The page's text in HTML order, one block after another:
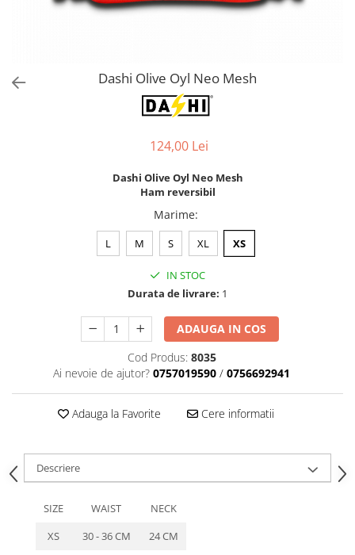
Custi si Genti de Transport
Lemne si coarne de cerb sau
Lese, Zgarzi & Hamuri
Perii si Piepteni
Saltele cu efect de racire
Suplimente
Dashi Olive Oyl Neo Mesh
124,00 Lei
Dashi Olive Oyl Neo Mesh
Ham reversibil
Marime:
L M S XL XS
IN STOC
Durata de livrare: 1
ADAUGA IN COS
Cod Produs: 8035
Ai nevoie de ajutor? 0757019590 / 0756692941
Adauga la Favorite Cere informatii
Descriere
SIZE WAIST
NECK
XS
30 - 36 CM
24 CM